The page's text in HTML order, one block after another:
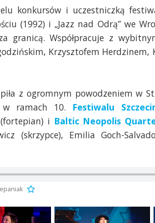
konkursów i uczestniczką
(1992) i „Jazz nad Odrą” we
granicą. Współpracuje z
Krzysztofem Herdzinem,
z ogromnym powodzeniem w
w ramach 10. Festiwalu
(fortepian) i Baltic Neopolis
(skrzypce), Emilia Goch-